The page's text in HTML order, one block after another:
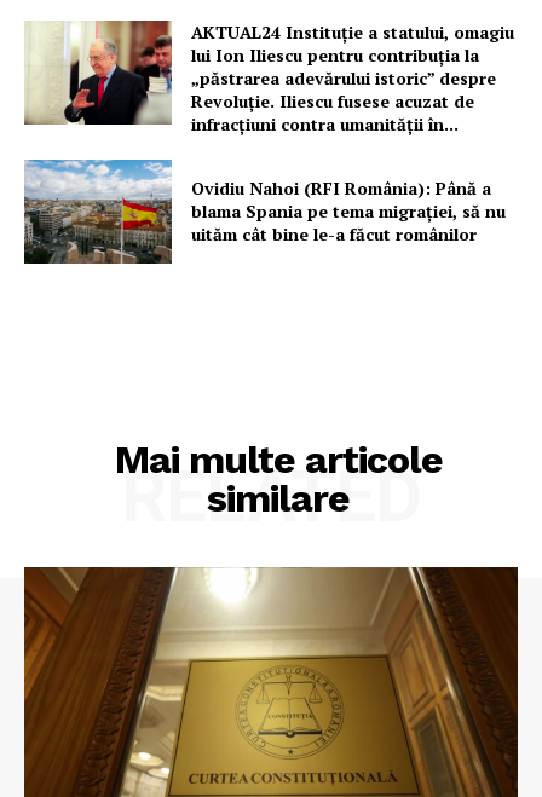
AKTUAL24 Instituție a statului, omagiu
lui Ion Iliescu pentru contribuția la
„păstrarea adevărului istoric” despre
Revoluție. Iliescu fusese acuzat de
infracțiuni contra umanității în...
Ovidiu Nahoi (RFI România): Până a
blama Spania pe tema migrației, să nu
uităm cât bine le-a făcut românilor
Mai multe articole
similare
RELATED